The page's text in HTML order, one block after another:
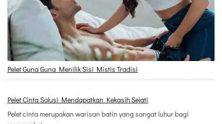
Pelet Guna Guna Menilik Sisi Mistis Tradisi
Pelet Cinta Solusi Mendapatkan Kekasih Sejati
Pelet cinta merupakan warisan batin yang sangat luhur bagi